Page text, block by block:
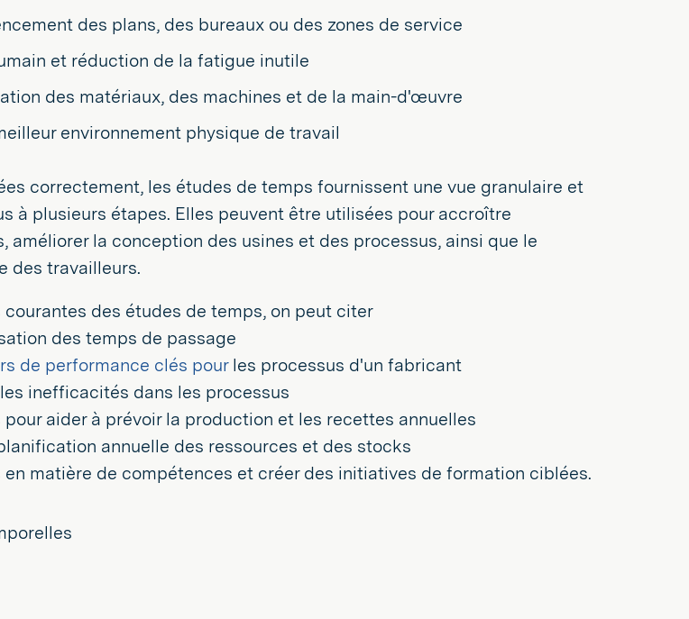
des plans, des bureaux ou des zones de service
et réduction de la fatigue inutile
des matériaux, des machines et de la main-d'œuvre
environnement physique de travail
correctement, les études de temps fournissent une vue granulaire et
à plusieurs étapes. Elles peuvent être utilisées pour accroître
améliorer la conception des usines et des processus, ainsi que le
des travailleurs.
des études de temps, on peut citer
des temps de passage
de performance clés pourles processus d'un fabricant
inefficacités dans les processus
aider à prévoir la production et les recettes annuelles
annuelle des ressources et des stocks
matière de compétences et créer des initiatives de formation ciblées.